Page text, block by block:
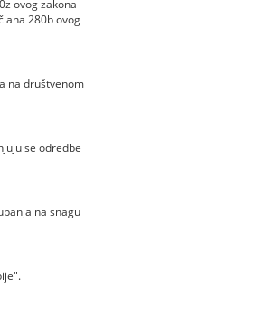
ovog zakona
280b ovog
na društvenom
se odredbe
na snagu